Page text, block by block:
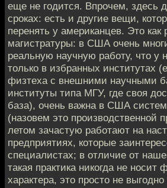
еще не годится. Впрочем, здесь
сроках: есть и другие вещи,
перенять у американцев. Это как
магистратуры: в США очень
реальную научную работу, что у
только в избранных институтах
физтеха с внешними научными
институты типа МГУ, где своя
база), очень важна в США
(назовем это производственной
летом зачастую работают на
предприятиях, которые
специалистах; в отличие от
такая практика никогда не носит
характера, это просто не